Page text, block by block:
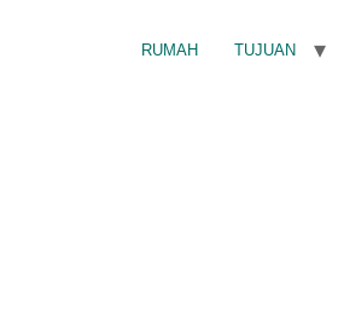
RUMAH TUJUAN